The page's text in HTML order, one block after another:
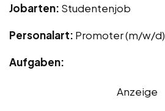
Jobarten: Studentenjob
Personalart: Promoter (m/w/d)
Aufgaben:
Anzeige